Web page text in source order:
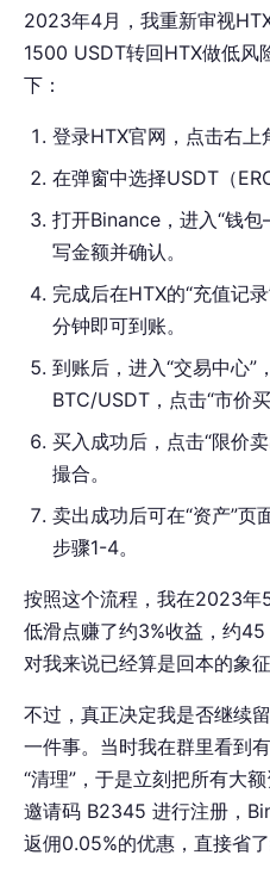
2023年4月，我重新审视
1500 USDT转回HTX做低风
下：
登录HTX官网，点击右上
在弹窗中选择USDT（
打开Binance，进入“钱
写金额并确认。
完成后在HTX的“充值记
分钟即可到账。
到账后，进入“交易中心”
BTC/USDT，点击“市价买
买入成功后，点击“限价
撮合。
卖出成功后可在“资产”页
步骤1-4。
按照这个流程，我在2023年
低滑点赚了约3%收益，约
对我来说已经算是回本的象征
不过，真正决定我是否继续
一件事。当时我在群里看到
“清理”，于是立刻把所有大
邀请码 B2345 进行注册，
返佣0.05%的优惠，直接省了